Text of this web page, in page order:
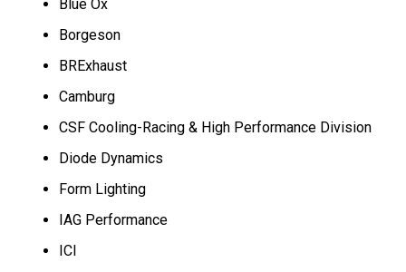
Blue Ox
Borgeson
BRExhaust
Camburg
CSF Cooling-Racing & High Performance Division
Diode Dynamics
Form Lighting
IAG Performance
ICI